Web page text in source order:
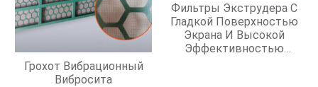
Грохот Вибрационный
Вибросита
Фильтры Экструдера С
Гладкой Поверхностью
Экрана И Высокой
Эффективностью